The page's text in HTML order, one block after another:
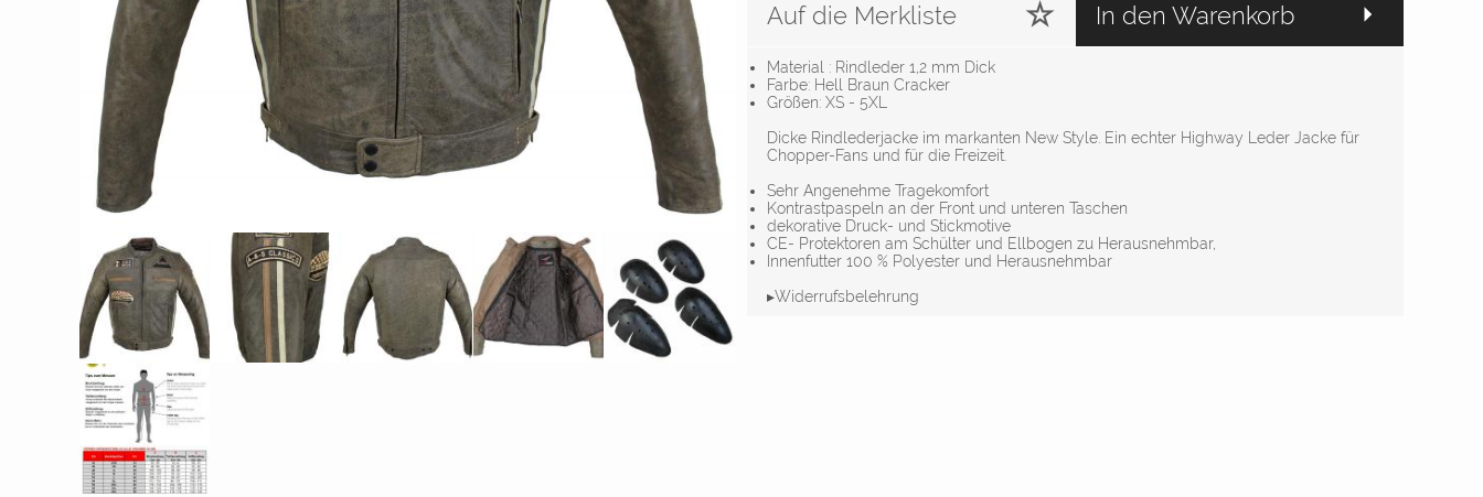
Auf die Merkliste In den Warenkorb
Material : Rindleder 1,2 mm Dick
Farbe: Hell Braun Cracker
Größen: XS - 5XL
Dicke Rindlederjacke im markanten New Style. Ein echter Highway Leder Jacke für
Chopper-Fans und für die Freizeit.
Sehr Angenehme Tragekomfort
Kontrastpaspeln an der Front und unteren Taschen
dekorative Druck- und Stickmotive
CE- Protektoren am Schülter und Ellbogen zu Herausnehmbar,
Innenfutter 100 % Polyester und Herausnehmbar
▸Widerrufsbelehrung